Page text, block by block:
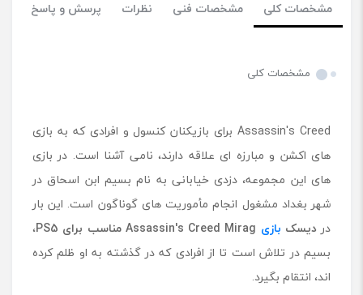
s
s
C
e
e
d
M
i
مشخصات کلی مشخصات فنی نظرات پرسش و پاسخ
مشخصات کلی
Assassin's Creed برای بازیکنان کنسول و افرادی که به بازی
های اکشن و مبارزه ای علاقه دارند، نامی آشنا است. در بازی
های این مجموعه، دزدی خیابانی به نام بسیم ابن اسحاق در
شهر بغداد مشغول انجام مأموریت های گوناگون است. این بار
در دیسک بازی Assassin's Creed Mirag مناسب برای PS5،
بسیم در تلاش است تا از افرادی که در گذشته به او ظلم کرده
اند، انتقام بگیرد.